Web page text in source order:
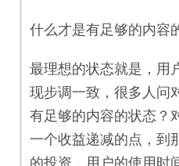
什么才是有足够的内容
最理想的状态就是，用
现步调一致，很多人问
有足够的内容的状态？
一个收益递减的点，到
的投资，用户的使用时